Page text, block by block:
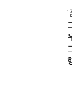
'